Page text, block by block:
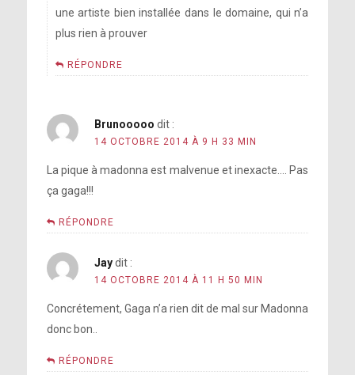
une artiste bien installée dans le domaine, qui n’a
plus rien à prouver
RÉPONDRE
Brunooooo dit :
14 OCTOBRE 2014 À 9 H 33 MIN
La pique à madonna est malvenue et inexacte…. Pas
ça gaga!!!
RÉPONDRE
Jay dit :
14 OCTOBRE 2014 À 11 H 50 MIN
Concrétement, Gaga n’a rien dit de mal sur Madonna
donc bon..
RÉPONDRE